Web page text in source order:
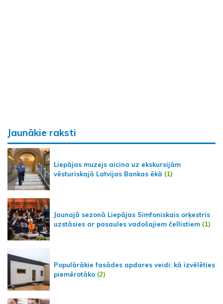
Jaunākie raksti
Liepājas muzejs aicina uz ekskursijām
vēsturiskajā Latvijas Bankas ēkā (1)
Jaunajā sezonā Liepājas Simfoniskais orķestris
uzstāsies ar pasaules vadošajiem čellistiem (1)
Populārākie fasādes apdares veidi: kā izvēlēties
piemērotāko (2)